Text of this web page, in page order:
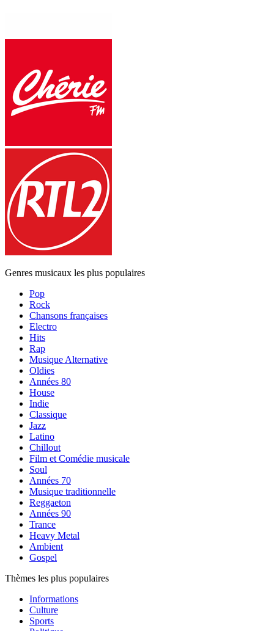
Genres musicaux les plus populaires
Pop
Rock
Chansons françaises
Electro
Hits
Rap
Musique Alternative
Oldies
Années 80
House
Indie
Classique
Jazz
Latino
Chillout
Film et Comédie musicale
Soul
Années 70
Musique traditionnelle
Reggaeton
Années 90
Trance
Heavy Metal
Ambient
Gospel
Thèmes les plus populaires
Informations
Culture
Sports